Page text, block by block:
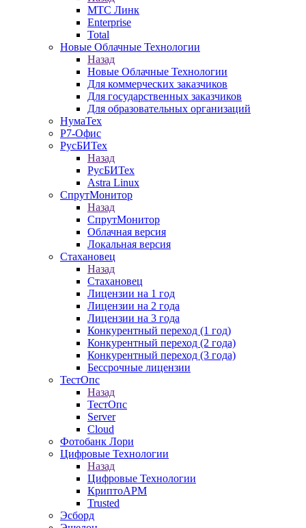
МТС Линк
Enterprise
Total
Новые Облачные Технологии
Назад
Новые Облачные Технологии
Для коммерческих заказчиков
Для государственных заказчиков
Для образовательных организаций
НумаТех
Р7-Офис
РусБИТех
Назад
РусБИТех
Astra Linux
СпрутМонитор
Назад
СпрутМонитор
Облачная версия
Локальная версия
Стахановец
Назад
Стахановец
Лицензии на 1 год
Лицензии на 2 года
Лицензии на 3 года
Конкурентный переход (1 год)
Конкурентный переход (2 года)
Конкурентный переход (3 года)
Бессрочные лицензии
ТестОпс
Назад
ТестОпс
Server
Cloud
Фотобанк Лори
Цифровые Технологии
Назад
Цифровые Технологии
КриптоАРМ
Trusted
Эсборд